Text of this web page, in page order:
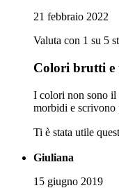
21 febbraio 2022
Valuta con 1 su 5
Colori brutti e
I colori non sono il
morbidi e scrivono
Ti è stata utile
Giuliana
15 giugno 2019